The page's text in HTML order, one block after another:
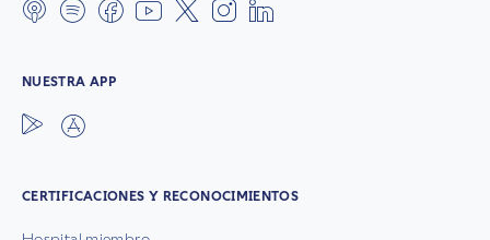
NUESTRA APP
CERTIFICACIONES Y RECONOCIMIENTOS